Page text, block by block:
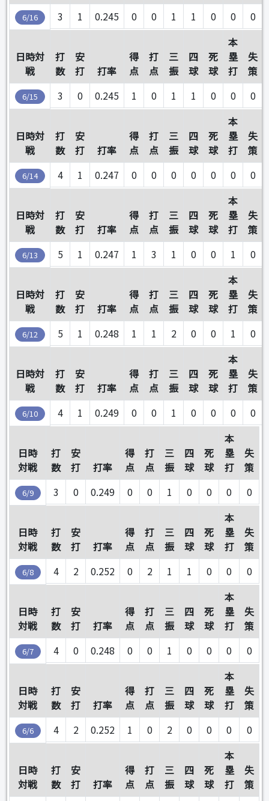
6/16 3 1 0.245 0 0 1 1 0 0 0
日時対
戦
打
数
安
打
打率
得
点
打
点
三
振
四
球
死
球
本
塁
打
失
策
6/15 3 0 0.245 1 0 1 1 0 0 0
日時対
戦
打
数
安
打
打率
得
点
打
点
三
振
四
球
死
球
本
塁
打
失
策
6/14 4 1 0.247 0 0 0 0 0 0 0
日時対
戦
打
数
安
打
打率
得
点
打
点
三
振
四
球
死
球
本
塁
打
失
策
6/13 5 1 0.247 1 3 1 0 0 1 0
日時対
戦
打
数
安
打
打率
得
点
打
点
三
振
四
球
死
球
本
塁
打
失
策
6/12 5 1 0.248 1 1 2 0 0 1 0
日時対
戦
打
数
安
打
打率
得
点
打
点
三
振
四
球
死
球
本
塁
打
失
策
6/10 4 1 0.249 0 0 1 0 0 0 0
日時
対戦
打
数
安
打
打率
得
点
打
点
三
振
四
球
死
球
本
塁
打
失
策
6/9 3 0 0.249 0 0 1 0 0 0 0
日時
対戦
打
数
安
打
打率
得
点
打
点
三
振
四
球
死
球
本
塁
打
失
策
6/8 4 2 0.252 0 2 1 1 0 0 0
日時
対戦
打
数
安
打
打率
得
点
打
点
三
振
四
球
死
球
本
塁
打
失
策
6/7 4 0 0.248 0 0 1 0 0 0 0
日時
対戦
打
数
安
打
打率
得
点
打
点
三
振
四
球
死
球
本
塁
打
失
策
6/6 4 2 0.252 1 0 2 0 0 0 0
日時
対戦
打
数
安
打
打率
得
点
打
点
三
振
四
球
死
球
本
塁
打
失
策